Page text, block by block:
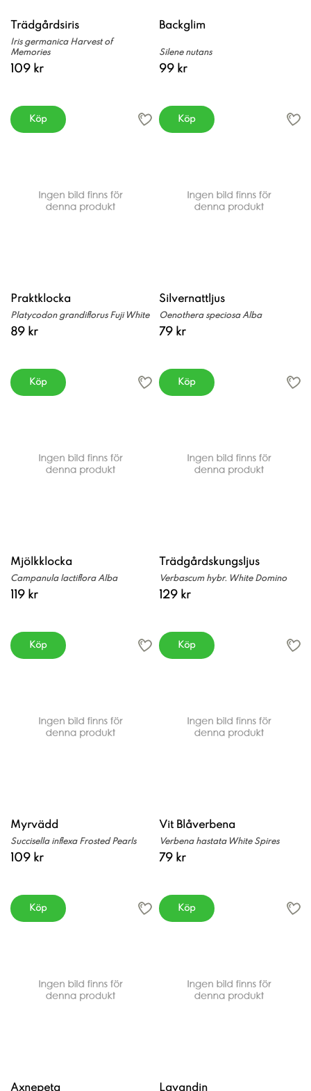
Trädgårdsiris
Iris germanica Harvest of
Memories
109 kr
Köp
Backglim
Silene nutans
99 kr
Köp
Praktklocka
Platycodon grandiflorus Fuji White
89 kr
Köp
Silvernattljus
Oenothera speciosa Alba
79 kr
Köp
Mjölkklocka
Campanula lactiflora Alba
119 kr
Köp
Trädgårdskungsljus
Verbascum hybr. White Domino
129 kr
Köp
Myrvädd
Succisella inflexa Frosted Pearls
109 kr
Köp
Vit Blåverbena
Verbena hastata White Spires
79 kr
Köp
Axnepeta Lavandin